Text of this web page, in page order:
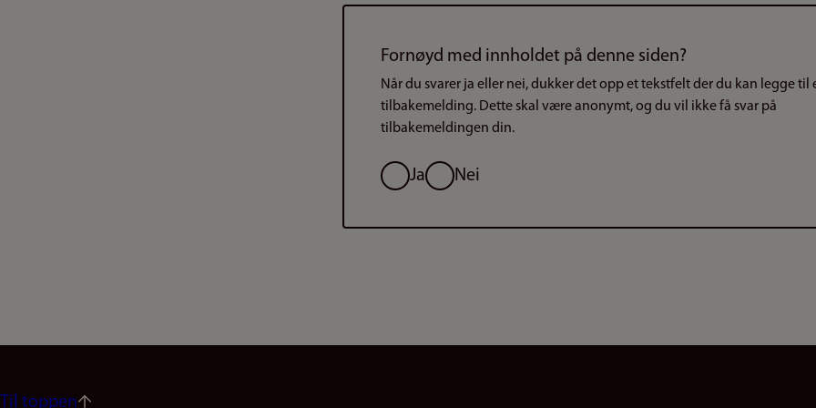
Fornøyd med innholdet på denne siden?
Når du svarer ja eller nei, dukker det opp et tekstfelt der du kan legge til
tilbakemelding. Dette skal være anonymt, og du vil ikke få svar på
tilbakemeldingen din.
ValgJa Nei
Til toppen